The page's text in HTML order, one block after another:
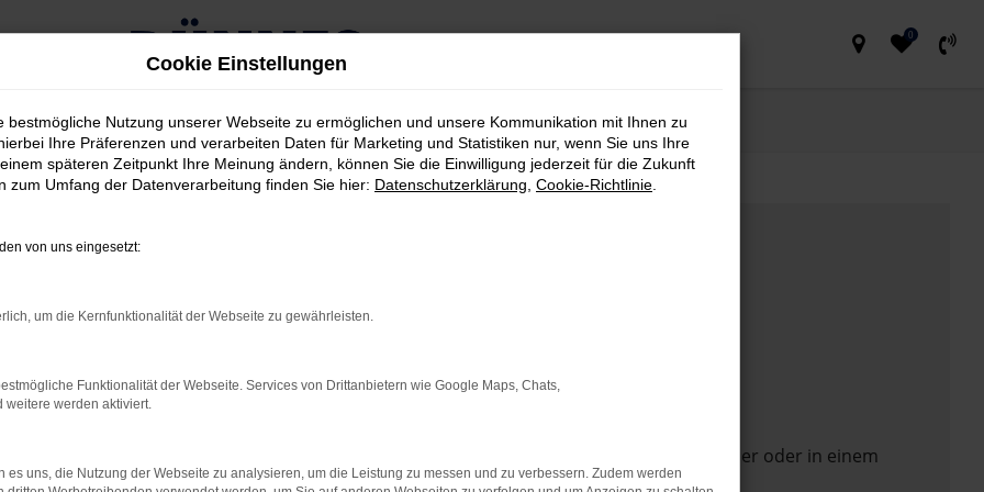
0
das Laden bestimmter Seiten verhindern. Funktioniert die Seite in einem anderen Browser oder in einem
Cookie Einstellungen
bestmögliche Nutzung unserer Webseite zu ermöglichen und unsere Kommunikation mit Ihnen zu
Ihre Präferenzen und verarbeiten Daten für Marketing und Statistiken nur, wenn Sie uns Ihre
späteren Zeitpunkt Ihre Meinung ändern, können Sie die Einwilligung jederzeit für die Zukunft
zum Umfang der Datenverarbeitung finden Sie hier: Datenschutzerklärung Cookie-Richtlinie
von uns eingesetzt:
um die Kernfunktionalität der Webseite zu gewährleisten.
Funktionalität der Webseite. Services von Drittanbietern wie Google Maps, Chats,
weitere werden aktiviert.
es uns, die Nutzung der Webseite zu analysieren, um die Leistung zu messen und zu verbessern. Zudem werden